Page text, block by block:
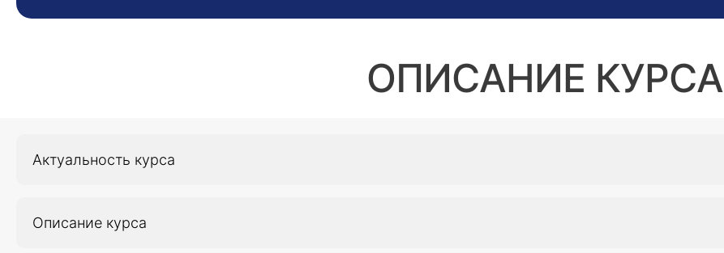
ОПИСАНИЕ КУРСА
Актуальность курса
общемедицинской подготовки.
Описание курса